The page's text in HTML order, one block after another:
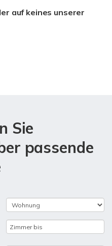
auf keines unserer
Sie
passende